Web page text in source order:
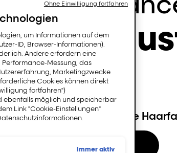
Haarausfall und stärkt die
Jetzt kaufen
um Informationen auf dem
ID, Browser-Informationen).
Andere erfordern eine
Performance-Messung, das
Marketingzwecke
Cookies können direkt
fortfahren")
ebenfalls möglich und speicherbar
Link "Cookie-Einstellungen"
Immer aktiv
Ohne Einwilligung fortfahren